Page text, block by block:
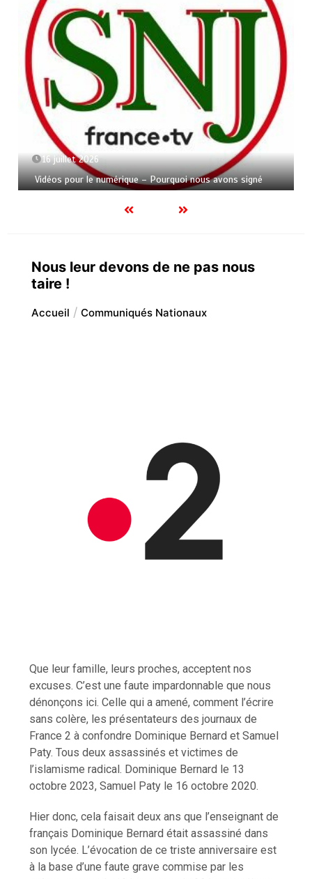
16 juillet 2026
Vidéos pour le numérique – Pourquoi nous avons signé
Nous leur devons de ne pas nous
taire !
Accueil Communiqués Nationaux
Que leur famille, leurs proches, acceptent nos
excuses. C’est une faute impardonnable que nous
dénonçons ici. Celle qui a amené, comment l’écrire
sans colère, les présentateurs des journaux de
France 2 à confondre Dominique Bernard et Samuel
Paty. Tous deux assassinés et victimes de
l’islamisme radical. Dominique Bernard le 13
octobre 2023, Samuel Paty le 16 octobre 2020.
Hier donc, cela faisait deux ans que l’enseignant de
français Dominique Bernard était assassiné dans
son lycée. L’évocation de ce triste anniversaire est
à la base d’une faute grave commise par les